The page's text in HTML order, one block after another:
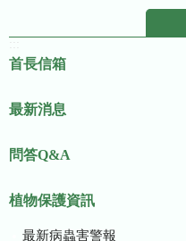
首長信箱
最新消息
問答Q&A
植物保護資訊
最新病蟲害警報